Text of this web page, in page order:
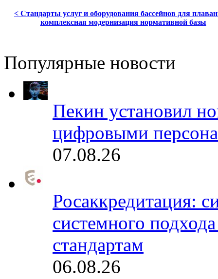
< Стандарты услуг и оборудования бассейнов для
комплексная модернизация нормативной базы
Популярные новости
Пекин установил
цифровыми
07.08.26
Росаккредитация:
системного
стандартам
06.08.26